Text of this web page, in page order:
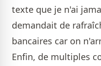
texte que je n'ai
demandait de
bancaires car on
Enfin, de multiples